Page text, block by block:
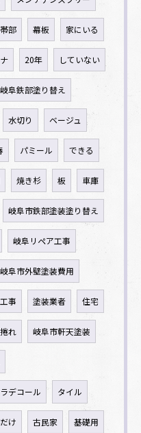
部 幕板 家にいる
20年 していない
岐阜鉄部塗り替え
水切り ベージュ
パミール できる
焼き杉 板 車庫
岐阜市鉄部塗装塗り替え
岐阜リペア工事
岐阜市外壁塗装費用
事 塗装業者 住宅
れ 岐阜市軒天塗装
デコール タイル
け 古民家 基礎用